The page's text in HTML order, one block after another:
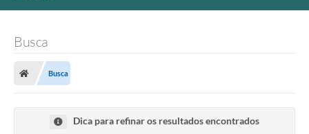
Turismo
Transparência
Busca
Busca
Dica para refinar os resultados encontrados